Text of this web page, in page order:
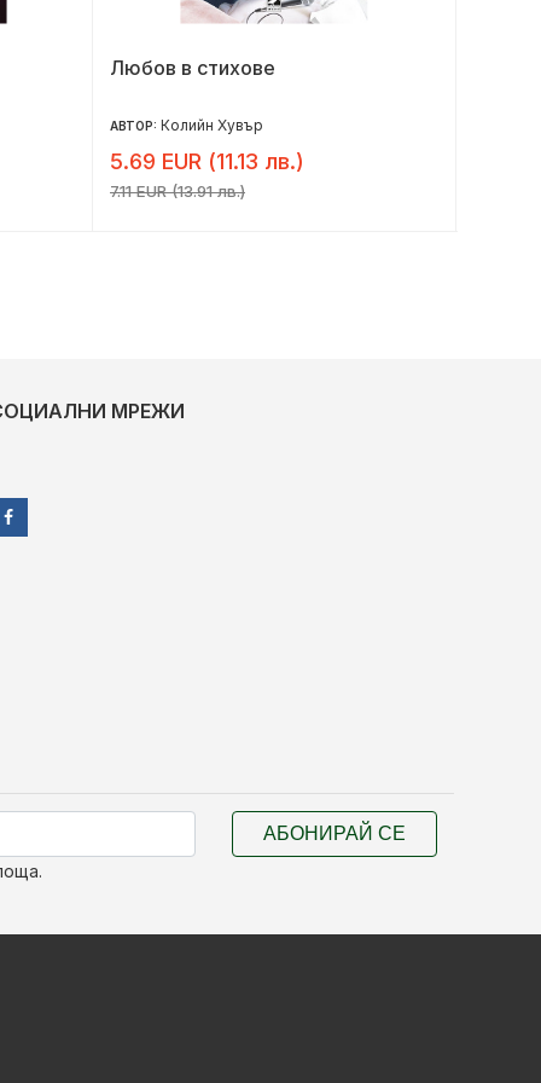
Любов в стихове
АВТОР: Колийн Хувър
5.69 EUR (11.13 лв.)
7.11 EUR (13.91 лв.)
МРЕЖИ
АБОНИРАЙ СЕ